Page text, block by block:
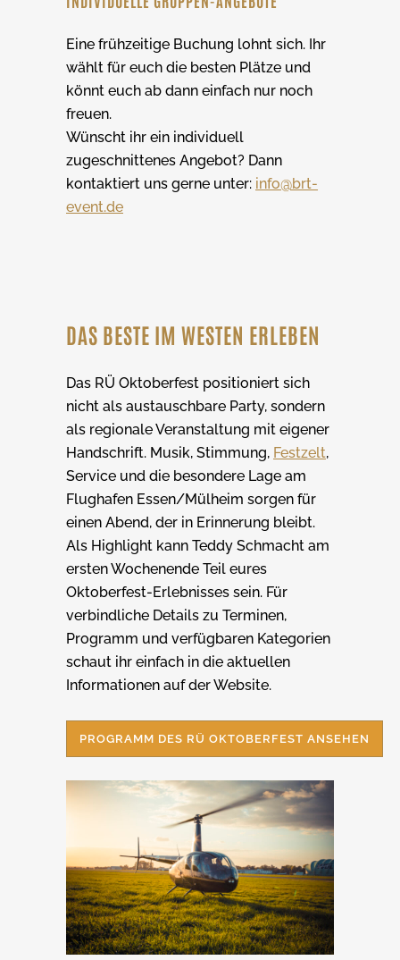
Eine frühzeitige Buchung lohnt sich. Ihr
wählt für euch die besten Plätze und
könnt euch ab dann einfach nur noch
freuen.
Wünscht ihr ein individuell
zugeschnittenes Angebot? Dann
kontaktiert uns gerne unter: info@brt-
event.de
DAS BESTE IM WESTEN ERLEBEN
Das RÜ Oktoberfest positioniert sich
nicht als austauschbare Party, sondern
als regionale Veranstaltung mit eigener
Handschrift. Musik, Stimmung, Festzelt,
Service und die besondere Lage am
Flughafen Essen/Mülheim sorgen für
einen Abend, der in Erinnerung bleibt.
Als Highlight kann Teddy Schmacht am
ersten Wochenende Teil eures
Oktoberfest-Erlebnisses sein. Für
verbindliche Details zu Terminen,
Programm und verfügbaren Kategorien
schaut ihr einfach in die aktuellen
Informationen auf der Website.
PROGRAMM DES RÜ OKTOBERFEST ANSEHEN